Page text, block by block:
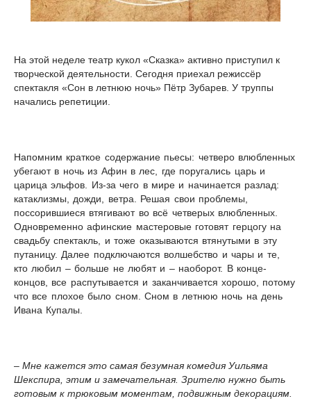
На этой неделе театр кукол «Сказка» активно приступил к
творческой деятельности. Сегодня приехал режиссёр
спектакля «Сон в летнюю ночь» Пётр Зубарев. У труппы
начались репетиции.
Напомним краткое содержание пьесы: четверо влюбленных
убегают в ночь из Афин в лес, где поругались царь и
царица эльфов. Из-за чего в мире и начинается разлад:
катаклизмы, дожди, ветра. Решая свои проблемы,
поссорившиеся втягивают во всё четверых влюбленных.
Одновременно афинские мастеровые готовят герцогу на
свадьбу спектакль, и тоже оказываются втянутыми в эту
путаницу. Далее подключаются волшебство и чары и те,
кто любил – больше не любят и – наоборот. В конце-
концов, все распутывается и заканчивается хорошо, потому
что все плохое было сном. Сном в летнюю ночь на день
Ивана Купалы.
– Мне кажется это самая безумная комедия Уильяма
Шекспира, этим и замечательная. Зрителю нужно быть
готовым к трюковым моментам, подвижным декорациям.